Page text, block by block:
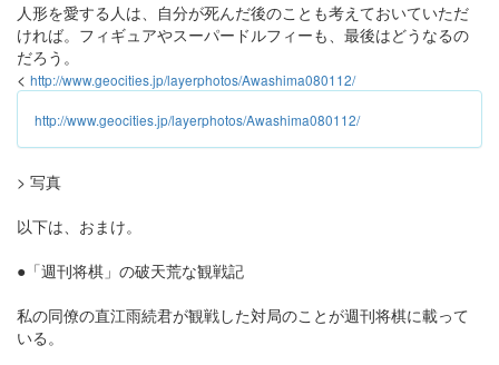
人形を愛する人は、自分が死んだ後のことも考えておいていただ
ければ。フィギュアやスーパードルフィーも、最後はどうなるの
だろう。
< http://www.geocities.jp/layerphotos/Awashima080112/
http://www.geocities.jp/layerphotos/Awashima080112/
> 写真
以下は、おまけ。
●「週刊将棋」の破天荒な観戦記
私の同僚の直江雨続君が観戦した対局のことが週刊将棋に載って
いる。